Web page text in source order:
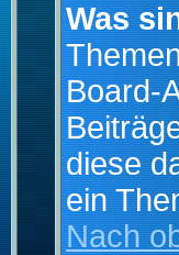
Was
Board-
diese
ein
Nach